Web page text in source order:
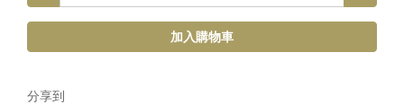
加入購物車
分享到